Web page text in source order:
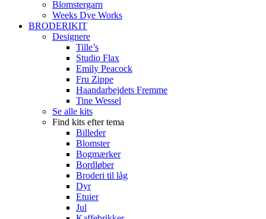
Blomstergarn
Weeks Dye Works
BRODERIKIT
Designere
Tille’s
Studio Flax
Emily Peacock
Fru Zippe
Haandarbejdets Fremme
Tine Wessel
Se alle kits
Find kits efter tema
Billeder
Blomster
Bogmærker
Bordløber
Broderi til låg
Dyr
Etuier
Jul